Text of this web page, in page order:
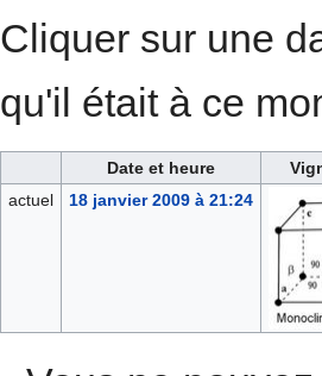
Cliquer sur une
qu'il était à ce
Date et heure
actuel
18 janvier 2009 à 21:24